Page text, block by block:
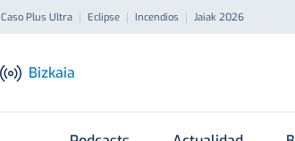
Caso Plus Ultra Eclipse Incendios Jaiak 2026
Bizkaia